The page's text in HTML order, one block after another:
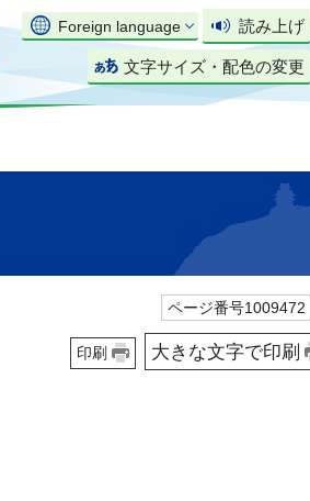
Foreign language 読み上げ
文字サイズ・配色の変更
ページ番号1009472
印刷 大きな文字で印刷